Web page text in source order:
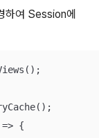
하여 Session에
=> {